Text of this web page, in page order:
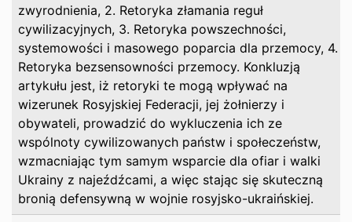
zwyrodnienia, 2. Retoryka złamania reguł
cywilizacyjnych, 3. Retoryka powszechności,
systemowości i masowego poparcia dla przemocy, 4.
Retoryka bezsensowności przemocy. Konkluzją
artykułu jest, iż retoryki te mogą wpływać na
wizerunek Rosyjskiej Federacji, jej żołnierzy i
obywateli, prowadzić do wykluczenia ich ze
wspólnoty cywilizowanych państw i społeczeństw,
wzmacniając tym samym wsparcie dla ofiar i walki
Ukrainy z najeźdźcami, a więc stając się skuteczną
bronią defensywną w wojnie rosyjsko-ukraińskiej.